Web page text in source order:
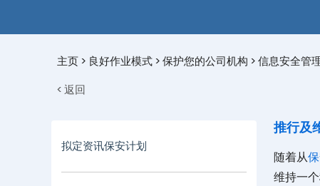
主页> 良好作业模式>保护您的公司机构 >信息安全管
< 返回
拟定资讯保安计划
推行及
随着从
维持一